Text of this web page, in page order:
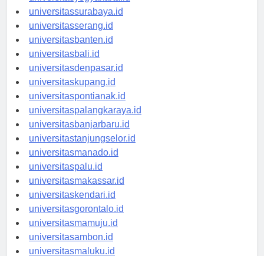
universitasyogyakarta.id
universitassurabaya.id
universitasserang.id
universitasbanten.id
universitasbali.id
universitasdenpasar.id
universitaskupang.id
universitaspontianak.id
universitaspalangkaraya.id
universitasbanjarbaru.id
universitastanjungselor.id
universitasmanado.id
universitaspalu.id
universitasmakassar.id
universitaskendari.id
universitasgorontalo.id
universitasmamuju.id
universitasambon.id